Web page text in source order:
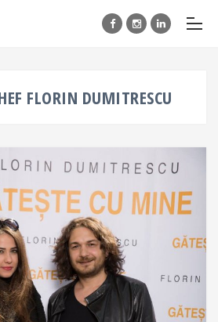
FLORIN DUMITRESCU